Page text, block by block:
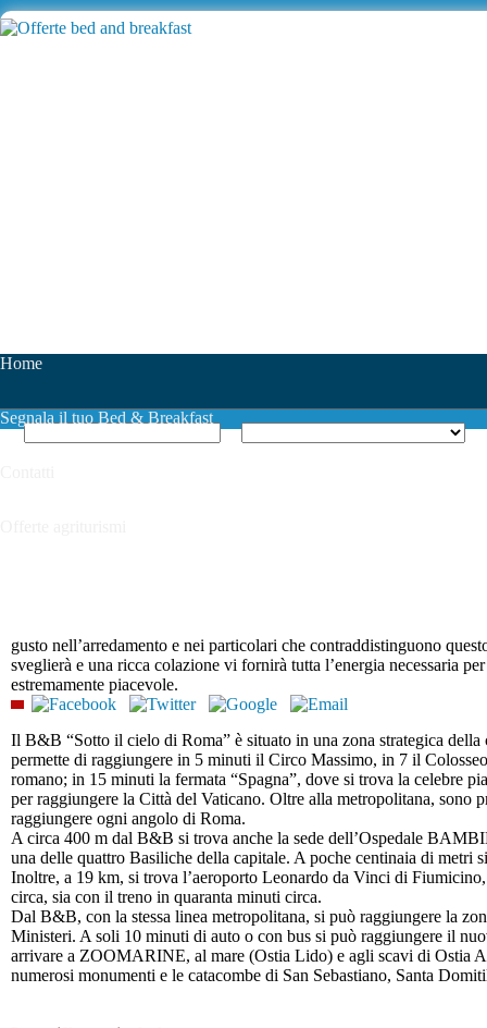
Home
Segnala il tuo Bed & Breakfast
gusto nell’arredamento e nei particolari che contraddistinguono
sveglierà e una ricca colazione vi fornirà tutta l’energia necessaria
estremamente piacevole.
Il B&B “Sotto il cielo di Roma” è situato in una zona strategica
permette di raggiungere in 5 minuti il Circo Massimo, in 7 il
romano; in 15 minuti la fermata “Spagna”, dove si trova la celebre
per raggiungere la Città del Vaticano. Oltre alla metropolitana, sono
raggiungere ogni angolo di Roma.
A circa 400 m dal B&B si trova anche la sede dell’Ospedale
una delle quattro Basiliche della capitale. A poche centinaia di metri
Inoltre, a 19 km, si trova l’aeroporto Leonardo da Vinci di
circa, sia con il treno in quaranta minuti circa.
Dal B&B, con la stessa linea metropolitana, si può raggiungere la
Ministeri. A soli 10 minuti di auto o con bus si può raggiungere il
arrivare a ZOOMARINE, al mare (Ostia Lido) e agli scavi di Ostia
numerosi monumenti e le catacombe di San Sebastiano, Santa